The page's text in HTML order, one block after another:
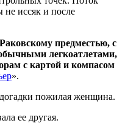
иссяк и после
предместью, с
легкоатлетами,
с картой и компасом
».
пожилая женщина.
ее другая.